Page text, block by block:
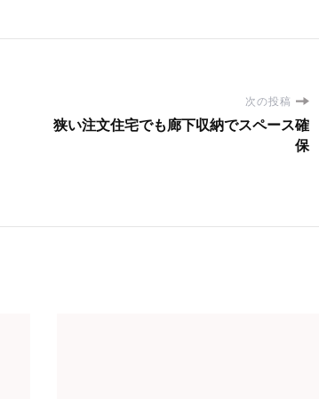
次の投稿
狭い注文住宅でも廊下収納でスペース確
保